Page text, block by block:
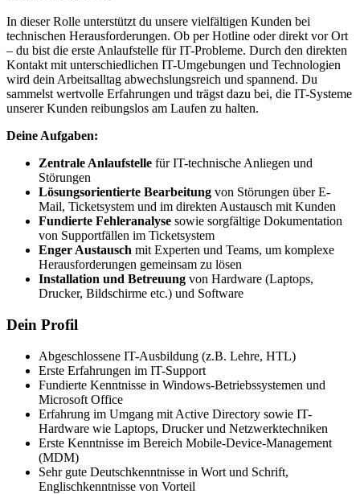
In dieser Rolle unterstützt du unsere vielfältigen Kunden bei
technischen Herausforderungen. Ob per Hotline oder direkt vor Ort
– du bist die erste Anlaufstelle für IT-Probleme. Durch den direkten
Kontakt mit unterschiedlichen IT-Umgebungen und Technologien
wird dein Arbeitsalltag abwechslungsreich und spannend. Du
sammelst wertvolle Erfahrungen und trägst dazu bei, die IT-Systeme
unserer Kunden reibungslos am Laufen zu halten.
Deine Aufgaben:
Zentrale Anlaufstelle für IT-technische Anliegen und
Störungen
Lösungsorientierte Bearbeitung von Störungen über E-
Mail, Ticketsystem und im direkten Austausch mit Kunden
Fundierte Fehleranalyse sowie sorgfältige Dokumentation
von Supportfällen im Ticketsystem
Enger Austausch mit Experten und Teams, um komplexe
Herausforderungen gemeinsam zu lösen
Installation und Betreuung von Hardware (Laptops,
Drucker, Bildschirme etc.) und Software
Dein Profil
Abgeschlossene IT-Ausbildung (z.B. Lehre, HTL)
Erste Erfahrungen im IT-Support
Fundierte Kenntnisse in Windows-Betriebssystemen und
Microsoft Office
Erfahrung im Umgang mit Active Directory sowie IT-
Hardware wie Laptops, Drucker und Netzwerktechniken
Erste Kenntnisse im Bereich Mobile-Device-Management
(MDM)
Sehr gute Deutschkenntnisse in Wort und Schrift,
Englischkenntnisse von Vorteil